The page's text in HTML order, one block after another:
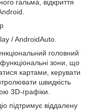
гальма, відкриття
/ AndroidAuto.
головний
зони, що
картами, керувати
швидкість
3D-графіки.
підтримує віддалену